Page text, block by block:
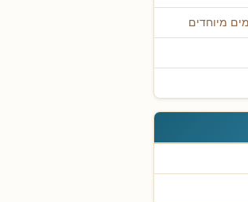
מיוחדים